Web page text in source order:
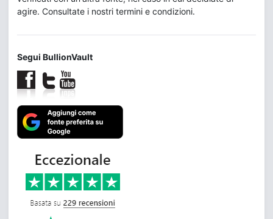
agire. Consultate i nostri termini e condizioni.
Segui BullionVault